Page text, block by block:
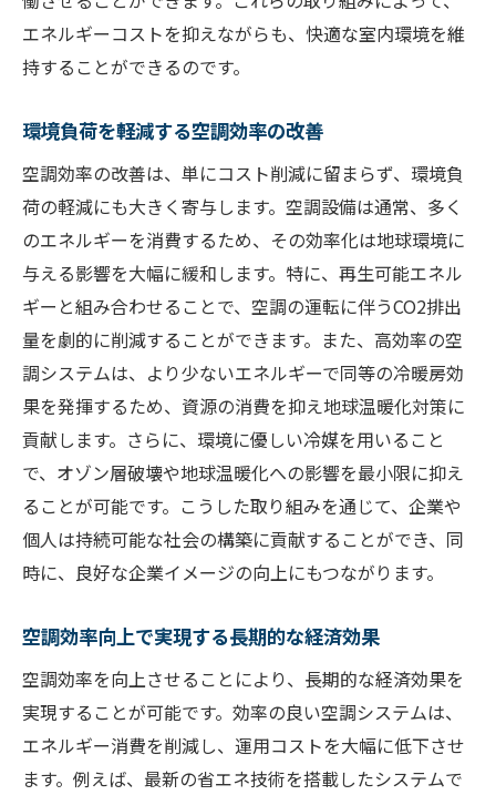
エネルギーコストを抑えながらも、快適な室内環境を維
持することができるのです。
環境負荷を軽減する空調効率の改善
空調効率の改善は、単にコスト削減に留まらず、環境負
荷の軽減にも大きく寄与します。空調設備は通常、多く
のエネルギーを消費するため、その効率化は地球環境に
与える影響を大幅に緩和します。特に、再生可能エネル
ギーと組み合わせることで、空調の運転に伴うCO2排出
量を劇的に削減することができます。また、高効率の空
調システムは、より少ないエネルギーで同等の冷暖房効
果を発揮するため、資源の消費を抑え地球温暖化対策に
貢献します。さらに、環境に優しい冷媒を用いること
で、オゾン層破壊や地球温暖化への影響を最小限に抑え
ることが可能です。こうした取り組みを通じて、企業や
個人は持続可能な社会の構築に貢献することができ、同
時に、良好な企業イメージの向上にもつながります。
空調効率向上で実現する長期的な経済効果
空調効率を向上させることにより、長期的な経済効果を
実現することが可能です。効率の良い空調システムは、
エネルギー消費を削減し、運用コストを大幅に低下させ
ます。例えば、最新の省エネ技術を搭載したシステムで